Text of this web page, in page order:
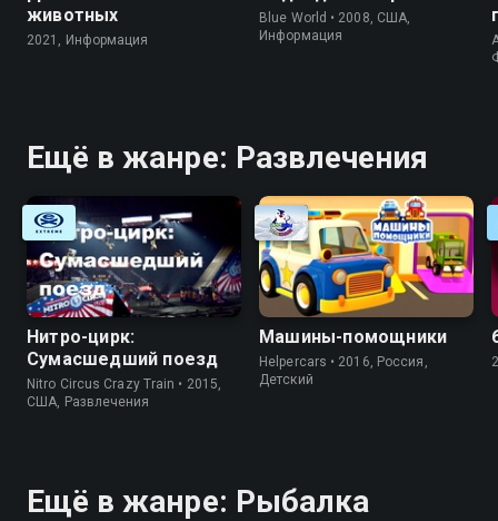
животных
2021, Информация
Blue World • 2008, США,
Информация
Ещё в жанре: Развлечения
Нитро-цирк:
Сумасшедший поезд
Nitro Circus Crazy Train • 2015,
США, Развлечения
Машины-помощники
Helpercars • 2016, Россия,
Детский
Ещё в жанре: Рыбалка